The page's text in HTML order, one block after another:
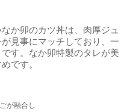
か卯のカツ丼は、肉厚ジュ
見事にマッチしており、一
す。なか卯特製のタレが美
です。
が融合し